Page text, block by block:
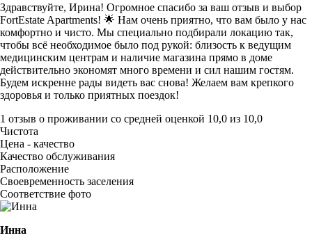
Здравствуйте, Ирина! Огромное спасибо за ваш отзыв и выбор
FortEstate Apartments! 🌟 Нам очень приятно, что вам было у нас
комфортно и чисто. Мы специально подбирали локацию так,
чтобы всё необходимое было под рукой: близость к ведущим
медицинским центрам и наличие магазина прямо в доме
действительно экономят много времени и сил нашим гостям.
Будем искренне рады видеть вас снова! Желаем вам крепкого
здоровья и только приятных поездок!
1 отзыв о проживании со средней оценкой 10,0 из 10,0
Чистота
Цена - качество
Качество обслуживания
Расположение
Своевременность заселения
Соответствие фото
Инна